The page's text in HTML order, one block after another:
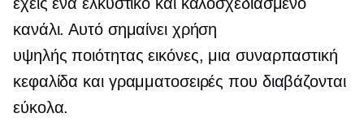
κανάλι. Αυτό σημαίνει χρήση
υψηλής ποιότητας εικόνες, μια συναρπαστική
κεφαλίδα και γραμματοσειρές που διαβάζονται
εύκολα.